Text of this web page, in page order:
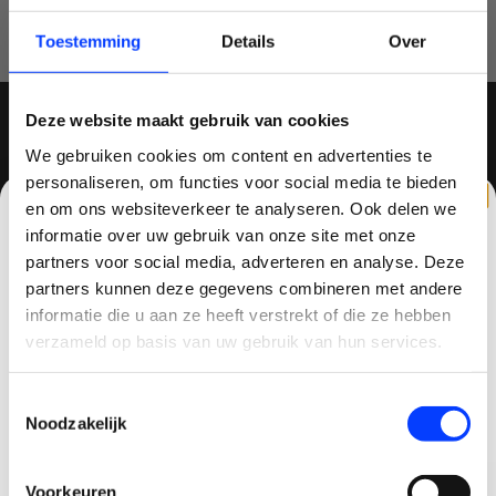
Toestemming Details Over
Deze website maakt gebruik van cookies
We gebruiken cookies om content en advertenties te
personaliseren, om functies voor social media te bieden
en om ons websiteverkeer te analyseren. Ook delen we
informatie over uw gebruik van onze site met onze
partners voor social media, adverteren en analyse. Deze
partners kunnen deze gegevens combineren met andere
informatie die u aan ze heeft verstrekt of die ze hebben
verzameld op basis van uw gebruik van hun services.
Noodzakelijk
Voorkeuren
MELD JE AAN VOOR ONZE NIEUWSBRIEF
QUADCOPTER-SHOP
Contactgegevens
CLAIM KORTING OP JE EERSTE
BESTELLING!